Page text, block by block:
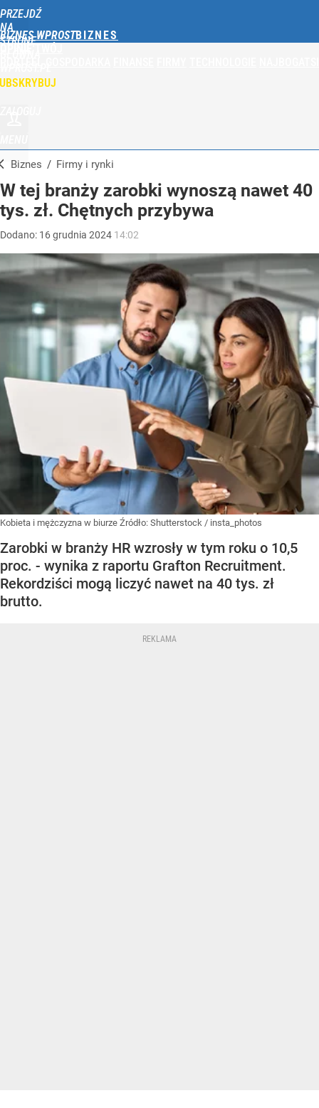
PRZEJDŹ
NA
STRONĘ
BIZNES WPROST
Biznes / Firmy i rynki
W tej branży zarobki wynoszą nawet 40
tys. zł. Chętnych przybywa
Dodano: 16grudnia 2024 14:02
Kobieta i mężczyzna w biurze Źródło: Shutterstock / insta_photos
Zarobki w branży HR wzrosły w tym roku o 10,5
proc. - wynika z raportu Grafton Recruitment.
Rekordziści mogą liczyć nawet na 40 tys. zł
brutto.